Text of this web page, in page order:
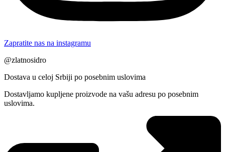
Zapratite nas na instagramu
@zlatnosidro
Dostava u celoj Srbiji po posebnim uslovima
Dostavljamo kupljene proizvode na vašu adresu po posebnim
uslovima.